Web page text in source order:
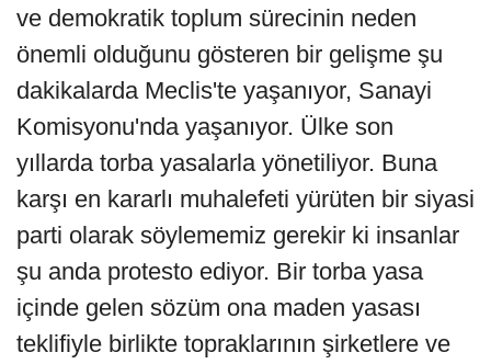
ve demokratik toplum sürecinin neden
önemli olduğunu gösteren bir gelişme şu
dakikalarda Meclis'te yaşanıyor, Sanayi
Komisyonu'nda yaşanıyor. Ülke son
yıllarda torba yasalarla yönetiliyor. Buna
karşı en kararlı muhalefeti yürüten bir siyasi
parti olarak söylememiz gerekir ki insanlar
şu anda protesto ediyor. Bir torba yasa
içinde gelen sözüm ona maden yasası
teklifiyle birlikte topraklarının şirketlere ve